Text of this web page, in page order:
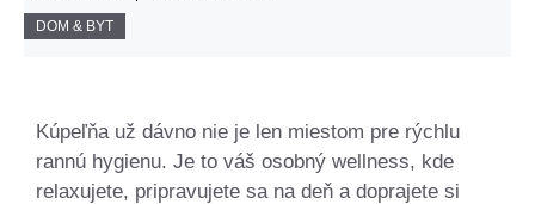
DOM & BYT
Kúpeľňa už dávno nie je len miestom pre rýchlu
rannú hygienu. Je to váš osobný wellness, kde
relaxujete, pripravujete sa na deň a doprajete si